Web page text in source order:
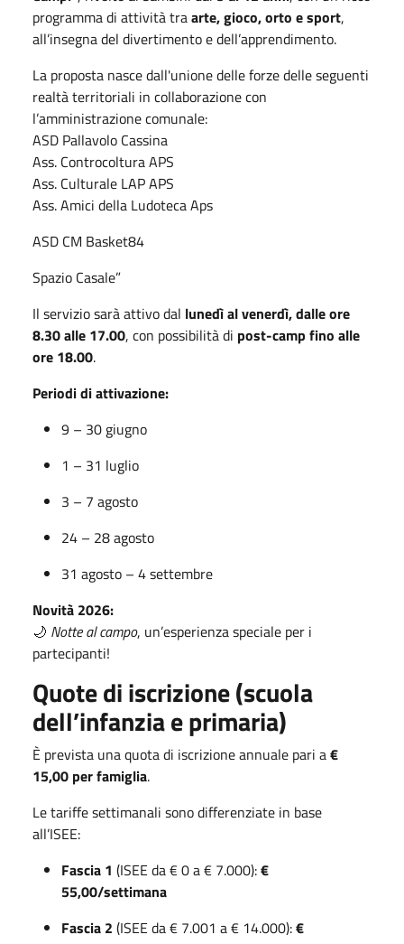
programma di attività traarte, gioco, orto e sport,
all’insegna del divertimento e dell’apprendimento.
La proposta nasce dall'unione delle forze delle seguenti
realtà territoriali in collaborazione con
l’amministrazione comunale:
ASD Pallavolo Cassina
Ass. Controcoltura APS
Ass. Culturale LAP APS
Ass. Amici della Ludoteca Aps
ASD CM Basket84
Spazio Casale”
Il servizio sarà attivo dal lunedì al venerdì, dalle ore
8.30 alle 17.00, con possibilità di post-camp fino alle
ore 18.00.
Periodi di attivazione:
9 – 30 giugno
1 – 31 luglio
3 – 7 agosto
24 – 28 agosto
31 agosto – 4 settembre
Novità 2026:
🌙 Notte al campo, un’esperienza speciale per i
partecipanti!
Quote di iscrizione (scuola
dell’infanzia e primaria)
È prevista una quota di iscrizione annuale pari a€
15,00 per famiglia.
Le tariffe settimanali sono differenziate in base
all’ISEE:
Fascia 1 (ISEE da € 0 a € 7.000):€
55,00/settimana
Fascia 2 (ISEE da € 7.001 a € 14.000):€